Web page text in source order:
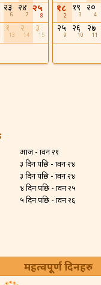
२३
6
२४
7
२५
8
१
13
२
14
३
15
१८
2
१९
3
२०
4
२५
9
२६
10
२७
11
आज - श्रावन २१
३ दिन पछि - श्रावन २४
३ दिन पछि - श्रावन २४
४ दिन पछि - श्रावन २५
५ दिन पछि - श्रावन २६
महत्वपूर्ण दिनहरु